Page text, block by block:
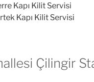
Kapı Kilit Servisi
Kapı Kilit Servisi
Çilingir